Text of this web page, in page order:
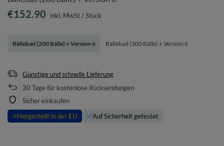
Bällebad (200 Bälle) + Version 6 Bällebad (300 Bälle) + Version 6
€152.90 inkl. MwSt/Stück
Günstige und schnelle Lieferung
30 Tage für kostenlose Rücksendungen
Sicher einkaufen
⭐Hergestellt in der EU ✅Auf Sicherheit getestet